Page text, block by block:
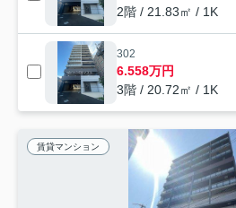
2階 / 21.83㎡ / 1K
302
6.558万円
3階 / 20.72㎡ / 1K
賃貸マンション